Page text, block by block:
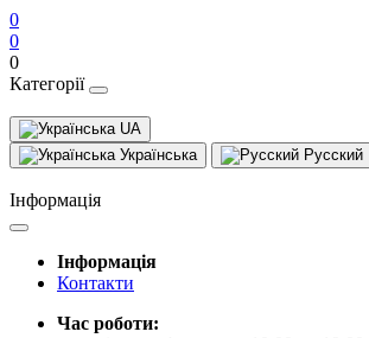
0
0
0
Категорії
UA
Українська
Русский
Інформація
Інформація
Контакти
Час роботи: